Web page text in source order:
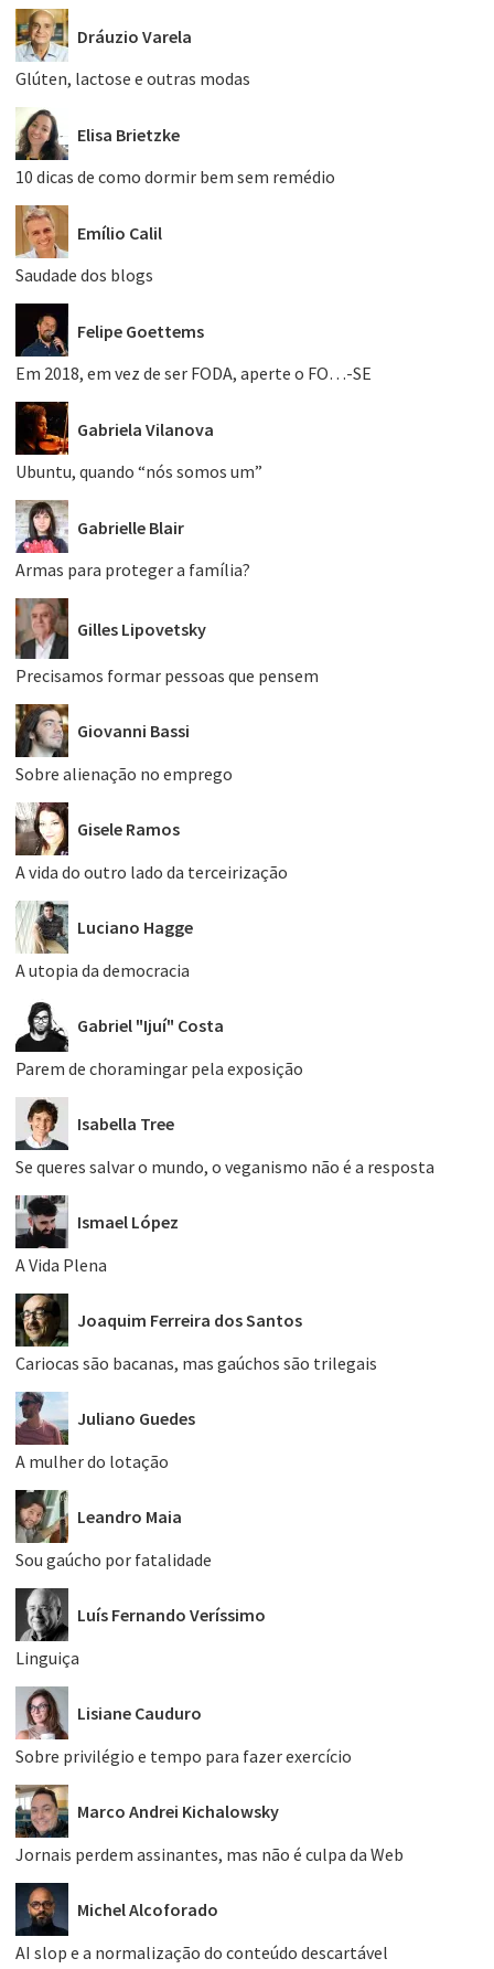
Dráuzio Varela
Glúten, lactose e outras modas
Elisa Brietzke
10 dicas de como dormir bem sem remédio
Emílio Calil
Saudade dos blogs
Felipe Goettems
Em 2018, em vez de ser FODA, aperte o FO…-SE
Gabriela Vilanova
Ubuntu, quando “nós somos um”
Gabrielle Blair
Armas para proteger a família?
Gilles Lipovetsky
Precisamos formar pessoas que pensem
Giovanni Bassi
Sobre alienação no emprego
Gisele Ramos
A vida do outro lado da terceirização
Luciano Hagge
A utopia da democracia
Gabriel "Ijuí" Costa
Parem de choramingar pela exposição
Isabella Tree
Se queres salvar o mundo, o veganismo não é a resposta
Ismael López
A Vida Plena
Joaquim Ferreira dos Santos
Cariocas são bacanas, mas gaúchos são trilegais
Juliano Guedes
A mulher do lotação
Leandro Maia
Sou gaúcho por fatalidade
Luís Fernando Veríssimo
Linguiça
Lisiane Cauduro
Sobre privilégio e tempo para fazer exercício
Marco Andrei Kichalowsky
Jornais perdem assinantes, mas não é culpa da Web
Michel Alcoforado
AI slop e a normalização do conteúdo descartável